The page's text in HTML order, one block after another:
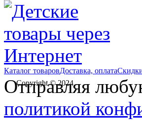
Каталог товаровДоставка, оплата
Copyright © 2024
Отправляя
политикой